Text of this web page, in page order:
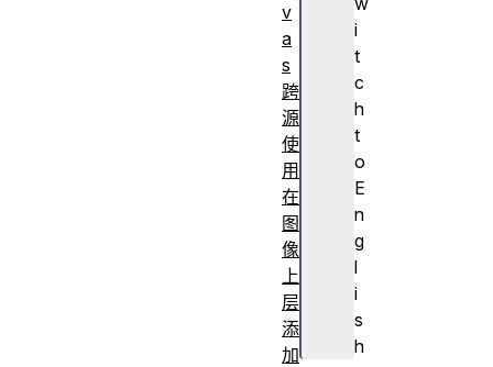
i
t
c
h
t
o
E
n
g
l
i
s
h
v
a
s
跨
源
使
用
在
图
像
上
层
添
加